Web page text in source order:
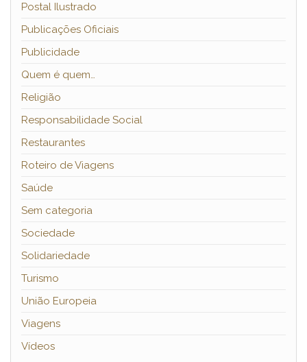
Postal Ilustrado
Publicações Oficiais
Publicidade
Quem é quem…
Religião
Responsabilidade Social
Restaurantes
Roteiro de Viagens
Saúde
Sem categoria
Sociedade
Solidariedade
Turismo
União Europeia
Viagens
Vídeos